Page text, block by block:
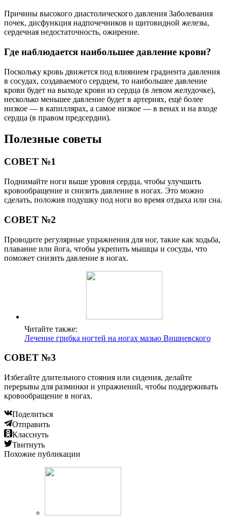
Причины высокого диастолического давления Заболевания
почек, дисфункция надпочечников и щитовидной железы,
сердечная недостаточность, ожирение.
Где наблюдается наибольшее давление крови?
Поскольку кровь движется под влиянием градиента давления
в сосудах, создаваемого сердцем, то наибольшее давление
крови будет на выходе крови из сердца (в левом желудочке),
несколько меньшее давление будет в артериях, ещё более
низкое — в капиллярах, а самое низкое — в венах и на входе
сердца (в правом предсердии).
Полезные советы
СОВЕТ №1
Поднимайте ноги выше уровня сердца, чтобы улучшить
кровообращение и снизить давление в ногах. Это можно
сделать, положив подушку под ноги во время отдыха или сна.
СОВЕТ №2
Проводите регулярные упражнения для ног, такие как ходьба,
плавание или йога, чтобы укрепить мышцы и сосуды, что
поможет снизить давление в ногах.
Читайте также:
Лечение грибка ногтей на ногах мазью Вишневского
СОВЕТ №3
Избегайте длительного стояния или сидения, делайте
перерывы для разминки и упражнений, чтобы поддерживать
кровообращение в ногах.
Поделиться
Отправить
Класснуть
Твитнуть
Похожие публикации